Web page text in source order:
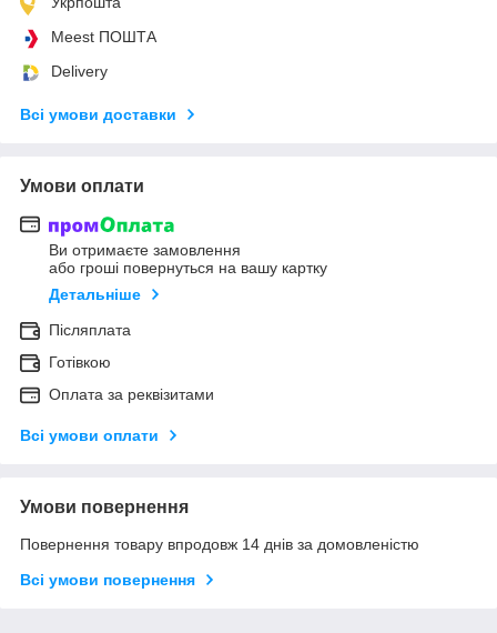
Meest ПОШТА
Delivery
Всі умови доставки
Умови оплати
Ви отримаєте замовлення
або гроші повернуться на вашу картку
Детальніше
Післяплата
Готівкою
Оплата за реквізитами
Всі умови оплати
Умови повернення
Повернення товару впродовж 14 днів за домовленістю
Всі умови повернення